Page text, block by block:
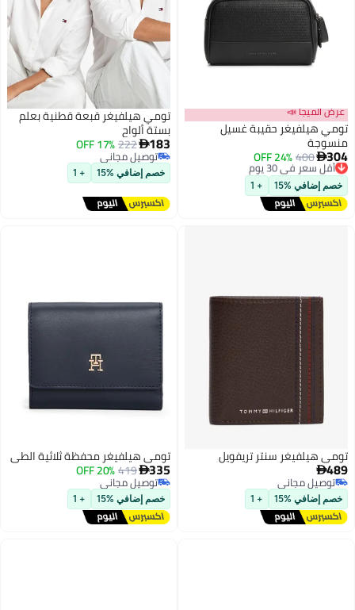
عرض الميجا 📣
تومي هيلفيغر حقيبة غسيل
منسوجة
304
400
24% OFF
أقل سعر في 30 يوم
توصيل مجاني
أقل سعر في 30 يوم
خصم إضافي %15 + 1
6
تومي هيلفيغر قبعة قطنية بعلم
بستة ألواح
183
222
17% OFF
توصيل مجاني
توصيل مجاني
خصم إضافي %15 + 1
تومي هيلفيغر سنتر تريفويل
489
توصيل مجاني
توصيل مجاني
خصم إضافي %15 + 1
تومي هيلفيغر محفظة ثلاثية الطي
335
419
20% OFF
توصيل مجاني
توصيل مجاني
خصم إضافي %15 + 1